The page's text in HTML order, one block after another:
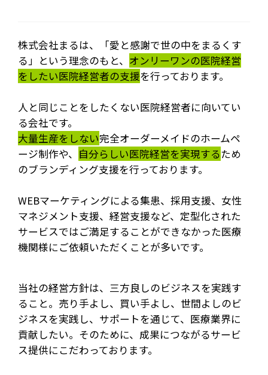
株式会社まるは、「愛と感謝で世の中をまるくす
る」という理念のもと、 オンリーワンの医院経営
をしたい医院経営者の支援を行っております。
人と同じことをしたくない医院経営者に向いてい
る会社です。
大量生産をしない完全オーダーメイドのホームペ
ージ制作や、 自分らしい医院経営を実現するため
のブランディング支援を行っております。
WEBマーケティングによる集患、採用支援、女性
マネジメント支援、経営支援など、定型化された
サービスではご満足することができなかった医療
機関様にご依頼いただくことが多いです。
当社の経営方針は、三方良しのビジネスを実践す
ること。売り手よし、買い手よし、世間よしのビ
ジネスを実践し、サポートを通じて、医療業界に
貢献したい。そのために、成果につながるサービ
ス提供にこだわっております。